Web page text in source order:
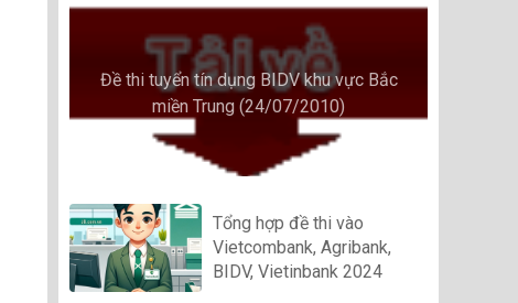
Đề thi tuyển tín dụng BIDV khu vực Bắc
miền Trung (24/07/2010)
Tổng hợp đề thi vào
Vietcombank, Agribank,
BIDV, Vietinbank 2024